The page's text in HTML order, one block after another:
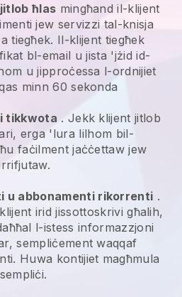
ħlas mingħand il-klijent
jew servizzi tal-knisja
tiegħek. Il-klijent tiegħek
bl-email u jista 'jżid id-
u jipproċessa l-ordnijiet
minn 60 sekonda
tikkwota . Jekk klijent jitlob
erga 'lura lilhom bil-
faċilment jaċċettaw jew
u abbonamenti rikorrenti .
irid jissottoskrivi għalih,
l-istess informazzjoni
sempliċement waqqaf
Huwa kontijiet magħmula
sempliċi.